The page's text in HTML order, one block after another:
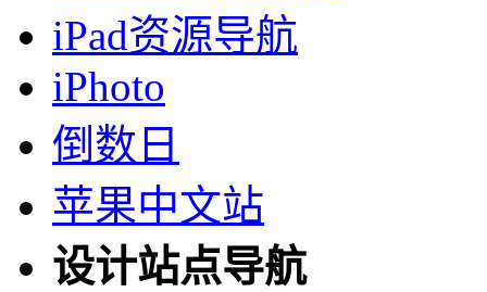
iPad资源导航
iPhoto
倒数日
苹果中文站
设计站点导航